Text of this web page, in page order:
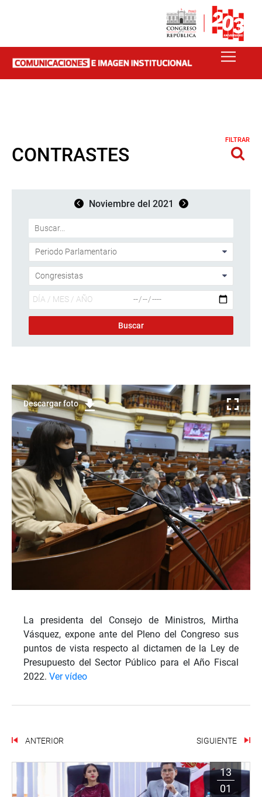
CONTRASTES
FILTRAR
Noviembre del 2021
Descargar foto
La presidenta del Consejo de Ministros, Mirtha
Vásquez, expone ante del Pleno del Congreso sus
puntos de vista respecto al dictamen de la Ley de
Presupuesto del Sector Público para el Año Fiscal
2022. Ver vídeo
ANTERIOR SIGUIENTE
13
01